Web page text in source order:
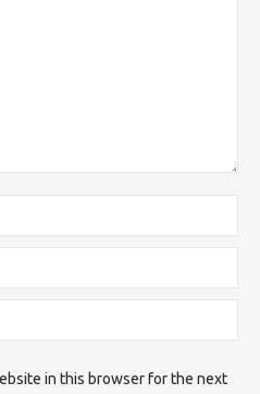
in this browser for the next